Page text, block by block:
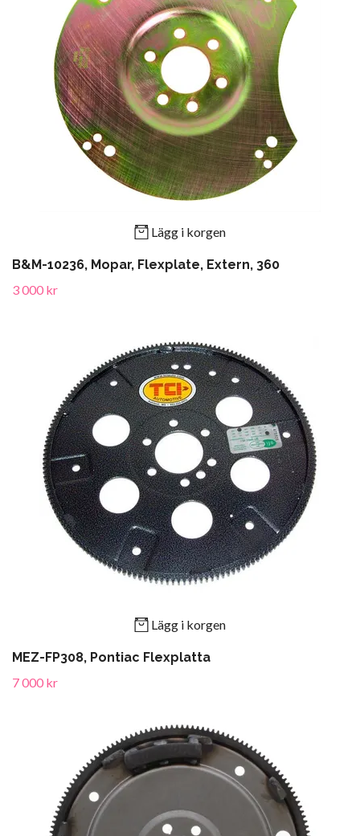
Lägg i korgen
B&M-10236, Mopar, Flexplate, Extern, 360
3 000 kr
Lägg i korgen
MEZ-FP308, Pontiac Flexplatta
7 000 kr